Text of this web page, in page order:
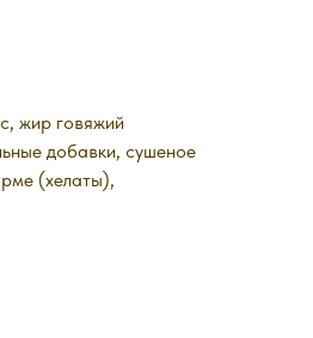
жир говяжий
добавки, сушеное
(хелаты),